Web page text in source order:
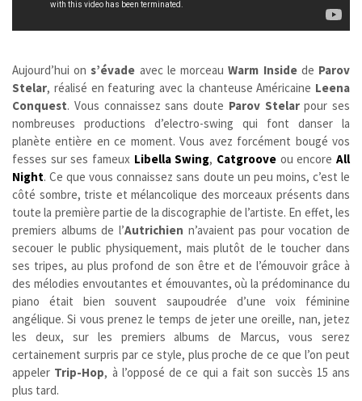
Aujourd’hui ons’évade avec le morceauWarm Insidede Parov
Stelar, réalisé en featuring avec la chanteuse Américaine Leena
Conquest. Vous connaissez sans doute Parov Stelar pour ses
nombreuses productions d’electro-swing qui font danser la
planète entière en ce moment. Vous avez forcément bougé vos
fesses sur ses fameux Libella Swing, Catgroove ou encoreAll
Night. Ce que vous connaissez sans doute un peu moins, c’est le
côté sombre, triste et mélancolique des morceaux présents dans
toute la première partie de la discographie de l’artiste. En effet, les
premiers albums de l’Autrichien n’avaient pas pour vocation de
secouer le public physiquement, mais plutôt de le toucher dans
ses tripes, au plus profond de son être et de l’émouvoir grâce à
des mélodies envoutantes et émouvantes, où la prédominance du
piano était bien souvent saupoudrée d’une voix féminine
angélique. Si vous prenez le temps de jeter une oreille, nan, jetez
les deux, sur les premiers albums de Marcus, vous serez
certainement surpris par ce style, plus proche de ce que l’on peut
appeler Trip-Hop, à l’opposé de ce qui a fait son succès 15 ans
plus tard.